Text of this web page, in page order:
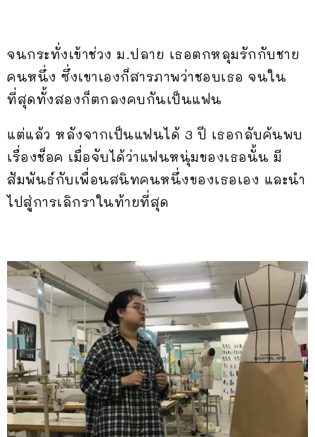
จนกระทั่งเข้าช่วง ม.ปลาย เธอตกหลุมรักกับชาย
คนหนึ่ง ซึ่งเขาเองก็สารภาพว่าชอบเธอ จนใน
ที่สุดทั้งสองก็ตกลงคบกันเป็นแฟน
แต่แล้ว หลังจากเป็นแฟนได้ 3 ปี เธอกลับค้นพบ
เรื่องช็อค เมื่อจับได้ว่าแฟนหนุ่มของเธอนั้น มี
สัมพันธ์กับเพื่อนสนิทคนหนึ่งของเธอเอง และนำ
ไปสู่การเลิกราในท้ายที่สุด